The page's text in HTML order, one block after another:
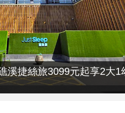
捷絲旅3099元起享2大1